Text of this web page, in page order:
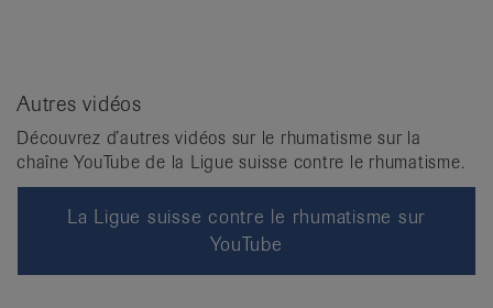
Autres vidéos
Découvrez d’autres vidéos sur le rhumatisme sur la
chaîne YouTube de la Ligue suisse contre le rhumatisme.
La Ligue suisse contre le rhumatisme sur
YouTube